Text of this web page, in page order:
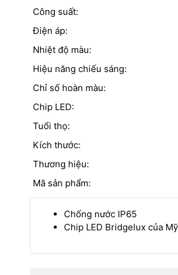
Công suất:
Điện áp:
Nhiệt độ màu:
Hiệu năng chiếu sáng:
Chỉ số hoàn màu:
Chip LED:
Tuổi thọ:
Kích thước:
Thương hiệu:
Mã sản phẩm:
Chống nước IP65
Chip LED Bridgelux của Mỹ